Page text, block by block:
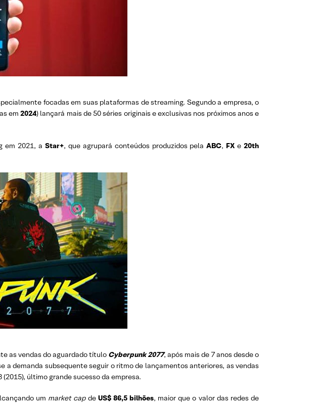
focadas em suas plataformas de streaming. Segundo a empresa, o
em 2024) lançará mais de 50 séries originais e exclusivas nos próximos anos e
em 2021, a Star+, que agrupará conteúdos produzidos pelaABC, FX e20th
as vendas do aguardado título Cyberpunk 2077, após mais de 7 anos desde o
a demanda subsequente seguir o ritmo de lançamentos anteriores, as vendas
(2015), último grande sucesso da empresa.
um market capde US$ 86,5 bilhões, maior que o valor das redes de